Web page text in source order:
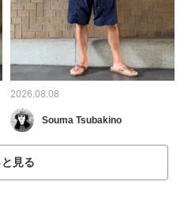
2026.08.08
Souma Tsubakino
見る